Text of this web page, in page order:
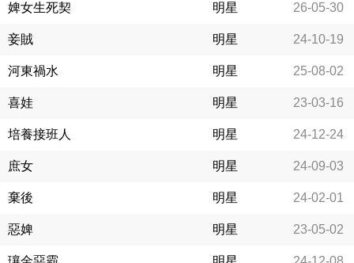
婢女生死契 明星 26-05-30
妾賊 明星 24-10-19
河東禍水 明星 25-08-02
喜娃 明星 23-03-16
培養接班人 明星 24-12-24
庶女 明星 24-09-03
棄後 明星 24-02-01
惡婢 明星 23-05-02